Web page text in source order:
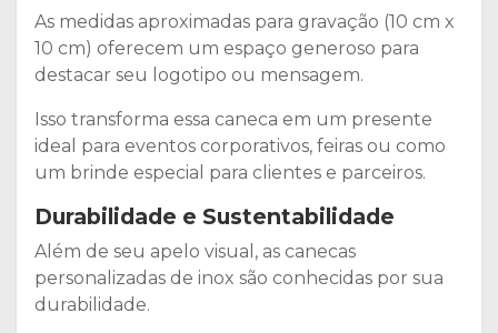
As medidas aproximadas para gravação (10 cm x
10 cm) oferecem um espaço generoso para
destacar seu logotipo ou mensagem.
Isso transforma essa caneca em um presente
ideal para eventos corporativos, feiras ou como
um brinde especial para clientes e parceiros.
Durabilidade e Sustentabilidade
Além de seu apelo visual, as canecas
personalizadas de inox são conhecidas por sua
durabilidade.